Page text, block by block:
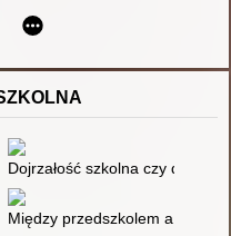
: wybrane konteksty
Dojrzałość szkolna czy
emocjonalne wymiary
Między przedszkolem a